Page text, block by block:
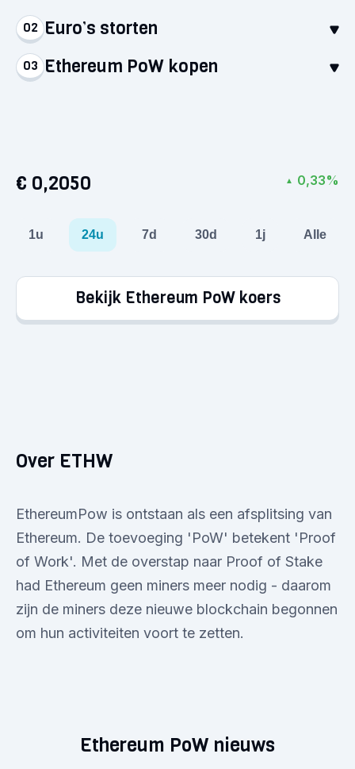
02 Euro’s storten
Stort euro’s via een betaalmethode naar keuze.
03 Ethereum PoW kopen
€ 0,2050 ▲ 0,33%
1u 24u 7d 30d 1j Alle
Bekijk Ethereum PoW koers
Over ETHW
EthereumPow is ontstaan als een afsplitsing van
Ethereum. De toevoeging 'PoW' betekent 'Proof
of Work'. Met de overstap naar Proof of Stake
had Ethereum geen miners meer nodig - daarom
zijn de miners deze nieuwe blockchain begonnen
om hun activiteiten voort te zetten.
Ethereum PoW nieuws